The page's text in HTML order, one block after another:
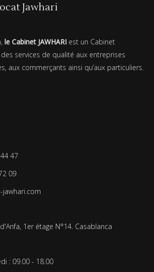
Jawhari
le Cabinet JAWHARI est un Cabinet
des services de qualité aux entreprises
aux commerçants ainsi qu’aux particuliers.
47
09
jawhari.com
1er étage N°14. Casablanca
: 09.00 - 18.00